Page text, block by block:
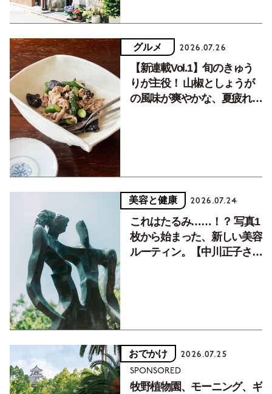
グルメ 2026.07.26
【新連載Vol.1】旬のきゅう
りが主役！ 山椒としょうが
の風味が爽やかな、夏疲れを
美容と健康 2026.07.24
これはたるみ……！？ 写真1
枚から始まった、新しい美容
ルーティン。【中川正子さん
おでかけ 2026.07.25
SPONSORED
牧野植物園、モーニング、ギ